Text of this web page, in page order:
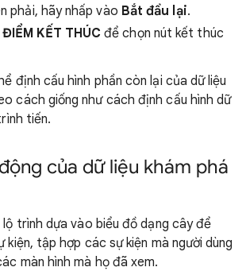
phải, hãy nhấp vào Bắt đầu lại.
ĐIỂM KẾT THÚC để chọn nút kết thúc
định cấu hình phần còn lại của dữ liệu
cách giống như cách định cấu hình dữ
tiến.
của dữ liệu khám phá
lộ trình dựa vào biểu đồ dạng cây để
kiện, tập hợp các sự kiện mà người dùng
màn hình mà họ đã xem.